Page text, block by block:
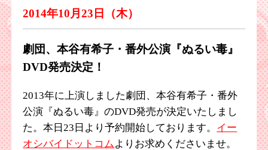
2014年10月23日（木）
劇団、本谷有希子・番外公演『ぬるい毒』
DVD発売決定！
2013年に上演しました劇団、本谷有希子・番外
公演『ぬるい毒』のDVD発売が決定いたしまし
た。本日23日より予約開始しております。 イー
オシバイドットコムよりお求めくださいませ。